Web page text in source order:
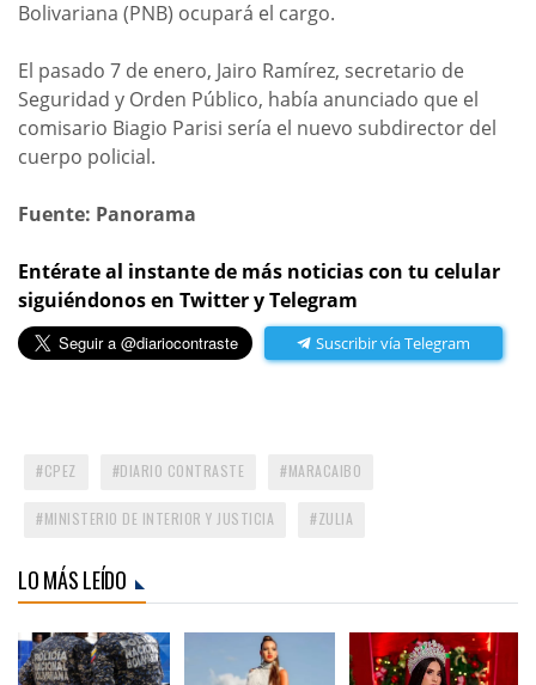
Bolivariana (PNB) ocupará el cargo.
El pasado 7 de enero, Jairo Ramírez, secretario de
Seguridad y Orden Público, había anunciado que el
comisario Biagio Parisi sería el nuevo subdirector del
cuerpo policial.
Fuente: Panorama
Entérate al instante de más noticias con tu celular
siguiéndonos en Twitter y Telegram
Suscribir vía Telegram
CPEZ DIARIO CONTRASTE MARACAIBO
MINISTERIO DE INTERIOR Y JUSTICIA ZULIA
LO MÁS LEÍDO